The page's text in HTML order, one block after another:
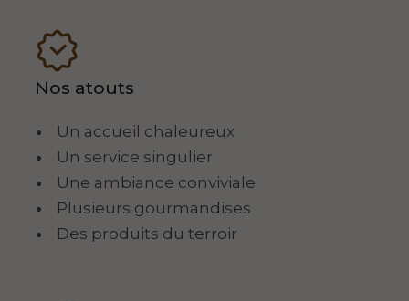
Nos atouts
Un accueil chaleureux
Un service singulier
Une ambiance conviviale
Plusieurs gourmandises
Des produits du terroir